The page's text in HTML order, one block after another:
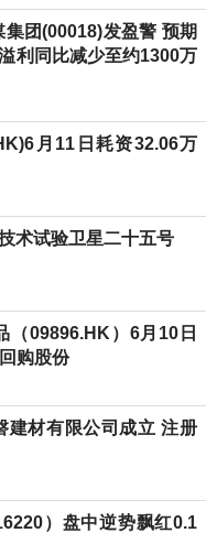
团(00018)发盈警 预期
利同比减少至约1300万
月11日耗资32.06万
术试验卫星二十五号
（09896.HK）6月10日
购股份
建材有限公司成立 注册
）盘中逆势飘红0.1